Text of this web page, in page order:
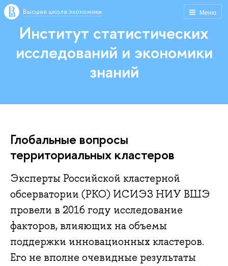
Меню
Высшая школа экономики
Институт статистических
исследований и экономики
знаний
Глобальные вопросы
территориальных кластеров
Эксперты Российской кластерной
обсерватории (РКО) ИСИЭЗ НИУ ВШЭ
провели в 2016 году исследование
факторов, влияющих на объемы
поддержки инновационных кластеров.
Его не вполне очевидные результаты